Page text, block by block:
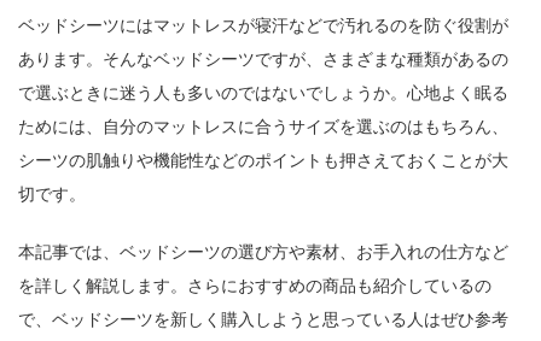
ベッドシーツにはマットレスが寝汗などで汚れるのを防ぐ役割が
あります。そんなベッドシーツですが、さまざまな種類があるの
で選ぶときに迷う人も多いのではないでしょうか。心地よく眠る
ためには、自分のマットレスに合うサイズを選ぶのはもちろん、
シーツの肌触りや機能性などのポイントも押さえておくことが大
切です。
本記事では、ベッドシーツの選び方や素材、お手入れの仕方など
を詳しく解説します。さらにおすすめの商品も紹介しているの
で、ベッドシーツを新しく購入しようと思っている人はぜひ参考